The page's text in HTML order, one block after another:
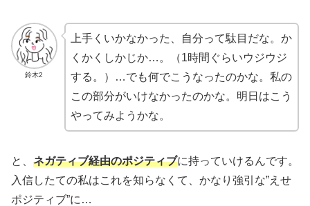
鈴木2
上手くいかなかった、自分って駄目だな。か
くかくしかじか…。（1時間ぐらいウジウジ
する。）…でも何でこうなったのかな。私の
この部分がいけなかったのかな。明日はこう
やってみようかな。
と、 ネガティブ経由のポジティブに持っていけるんです。
入信したての私はこれを知らなくて、かなり強引な”えせ
ポジティブ”に…